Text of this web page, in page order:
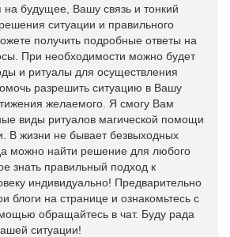
на будущее, Вашу связь и тонкий
ситуации и правильного
получить подробные ответы на
При необходимости можно будет
и ритуалы для осуществления
разрешить ситуацию в Вашу
желаемого. Я смогу Вам
виды ритуалов магической помощи
В жизни не бывает безвыходных
можно найти решение для любого
знать правильный подход к
индивидуально! Предварительно
блоги на странице и ознакомьтесь с
обращайтесь в чат. Буду рада
ситуации!